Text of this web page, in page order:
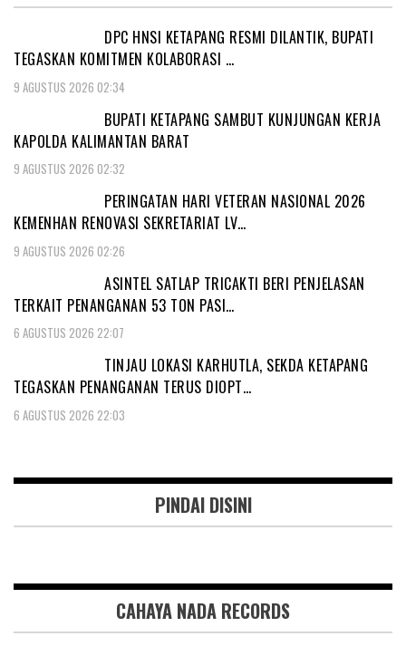
DPC HNSI KETAPANG RESMI DILANTIK, BUPATI
TEGASKAN KOMITMEN KOLABORASI …
9 AGUSTUS 2026 02:34
BUPATI KETAPANG SAMBUT KUNJUNGAN KERJA
KAPOLDA KALIMANTAN BARAT
9 AGUSTUS 2026 02:32
PERINGATAN HARI VETERAN NASIONAL 2026
KEMENHAN RENOVASI SEKRETARIAT LV…
9 AGUSTUS 2026 02:26
ASINTEL SATLAP TRICAKTI BERI PENJELASAN
TERKAIT PENANGANAN 53 TON PASI…
6 AGUSTUS 2026 22:07
TINJAU LOKASI KARHUTLA, SEKDA KETAPANG
TEGASKAN PENANGANAN TERUS DIOPT…
6 AGUSTUS 2026 22:03
PINDAI DISINI
CAHAYA NADA RECORDS